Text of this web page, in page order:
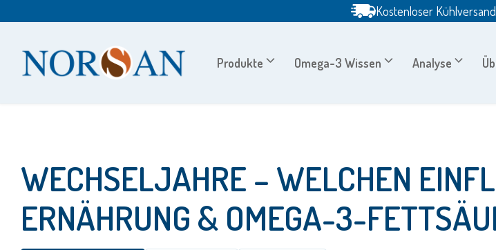
springen
Kostenloser
Produkte Omega-3 Wissen Analyse
WECHSELJAHRE – WELCHEN
ERNÄHRUNG & OMEGA-3-